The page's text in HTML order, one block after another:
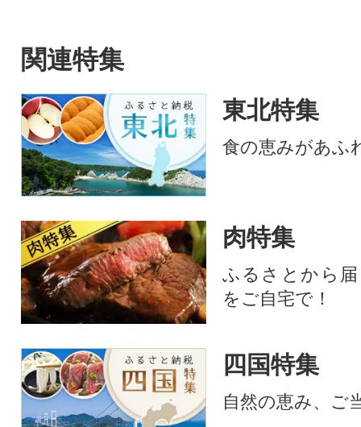
関連特集
東北特集
食の恵みがあふ
肉特集
ふるさとから
をご自宅で！
四国特集
自然の恵み、ご